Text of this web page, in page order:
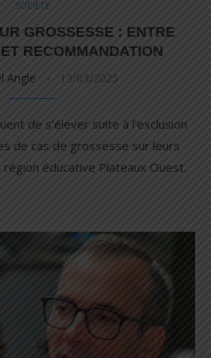
SOCIETE
GROSSESSE : ENTRE
RECOMMANDATION
Angle 13/03/2025
de s’élever suite à l’exclusion
de cas de grossesse sur leurs
éducative Plateaux Ouest.